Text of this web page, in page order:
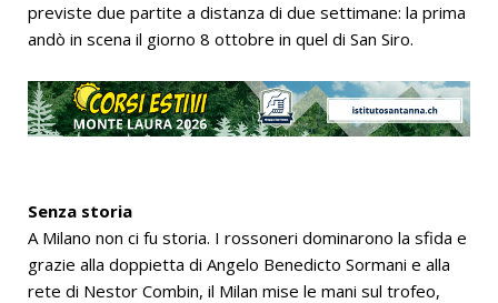
previste due partite a distanza di due settimane: la prima
andò in scena il giorno 8 ottobre in quel di San Siro.
Senza storia
A Milano non ci fu storia. I rossoneri dominarono la sfida e
grazie alla doppietta di Angelo Benedicto Sormani e alla
rete di Nestor Combin, il Milan mise le mani sul trofeo,